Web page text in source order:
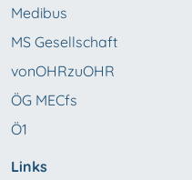
Medibus
MS Gesellschaft
vonOHRzuOHR
ÖG MECfs
Ö1
Links